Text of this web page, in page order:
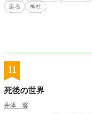
走る
神社
11
死後の世界
井津 馨